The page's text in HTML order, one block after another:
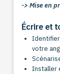
-> Mise en
Écrire et
votre
Installer